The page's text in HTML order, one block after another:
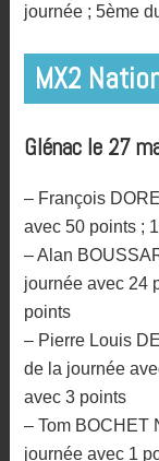
journée ; 5ème
MX2
Glénac le 27
– François
avec 50 points ;
– Alan
journée avec 24
points
– Pierre Louis
de la journée
avec 3 points
– Tom BOCHET
journée avec 1